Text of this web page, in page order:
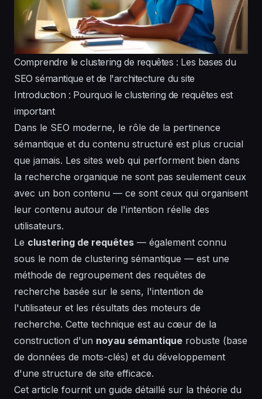
Comprendre le clustering de requêtes : Les bases du
SEO sémantique et de l'architecture du site
Introduction : Pourquoi le clustering de requêtes est
important
Dans le SEO moderne, le rôle de la pertinence
sémantique et du contenu structuré est plus crucial
que jamais. Les sites web qui performent bien dans
la recherche organique ne sont pas seulement ceux
avec un bon contenu — ce sont ceux qui organisent
leur contenu autour de l'intention réelle des
utilisateurs.
Le clustering de requêtes — également connu
sous le nom de clustering sémantique — est une
méthode de regroupement des requêtes de
recherche basée sur le sens, l'intention de
l'utilisateur et les résultats des moteurs de
recherche. Cette technique est au cœur de la
construction d'un noyau sémantique robuste (base
de données de mots-clés) et du développement
d'une structure de site efficace.
Cet article fournit un guide détaillé sur la théorie du